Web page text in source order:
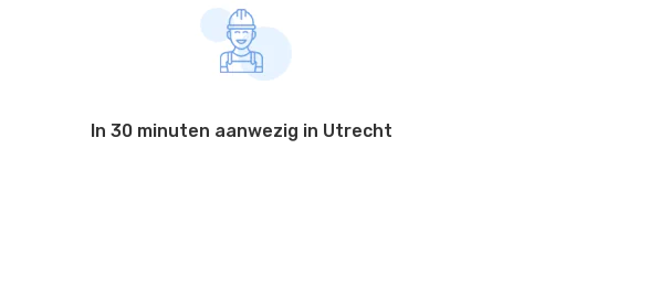
In 30 minuten aanwezig in Utrecht